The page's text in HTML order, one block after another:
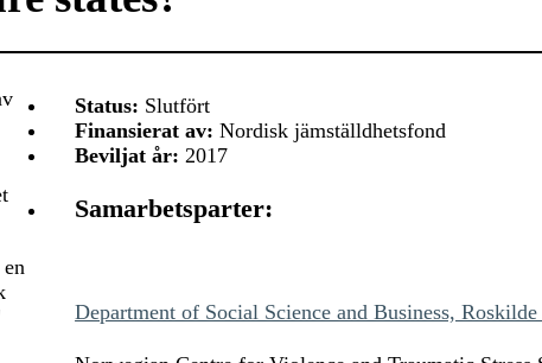
Status: Slutfört
Finansierat av: Nordisk jämställdhetsfond
Beviljat år: 2017
Samarbetsparter:
Department of Social Science and Business,